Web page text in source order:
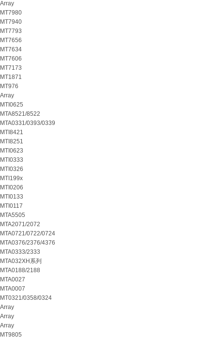
Array
MT7980
MT7940
MT7793
MT7656
MT7634
MT7606
MT7173
MT1871
MT976
Array
MTI0625
MTA8521/8522
MTA0331/0393/0339
MTI8421
MTI8251
MTI0623
MTI0333
MTI0326
MTI199x
MTI0206
MTI0133
MTI0117
MTA5505
MTA2071/2072
MTA0721/0722/0724
MTA0376/2376/4376
MTA0333/2333
MTA032XH系列
MTA0188/2188
MTA0027
MTA0007
MT0321/0358/0324
Array
Array
Array
MT9805